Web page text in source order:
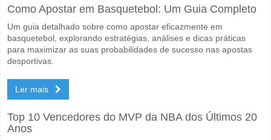
Qual é a previsão de resultado correcto para Mirassol
No lado arriscado, pode tentar o Resultado Correto de 1-0 que tem a
Como Apostar em Basquetebol: Um Guia Completo
Um guia detalhado sobre como apostar eficazmente em
basquetebol, explorando estratégias, análises e dicas práticas
para maximizar as suas probabilidades de sucesso nas apostas
desportivas.
Ler mais
Top 10 Vencedores do MVP da NBA dos Últimos 20
Anos